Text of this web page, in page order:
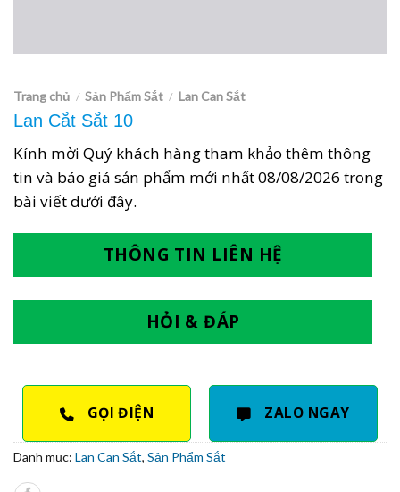
Trang chủ / Sản Phẩm Sắt / Lan Can Sắt
Lan Cắt Sắt 10
Kính mời Quý khách hàng tham khảo thêm thông
tin và báo giá sản phẩm mới nhất08/08/2026 trong
bài viết dưới đây.
THÔNG TIN LIÊN HỆ
HỎI & ĐÁP
GỌI ĐIỆN ZALO NGAY
Danh mục: Lan Can Sắt, Sản Phẩm Sắt